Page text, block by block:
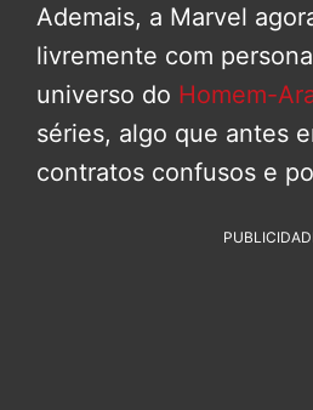
Ademais, a Marvel
livremente com
universo do Homem-
séries, algo que antes
contratos confusos e